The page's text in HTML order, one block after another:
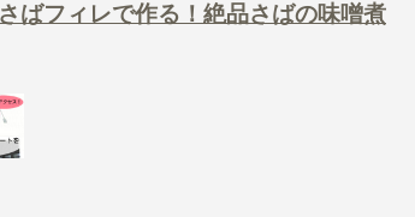
ばフィレで作る！絶品さばの味噌煮